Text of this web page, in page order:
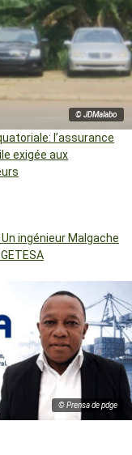
© JDMalabo
l’assurance
exigée aux
ingénieur Malgache
© Prensa de pdge